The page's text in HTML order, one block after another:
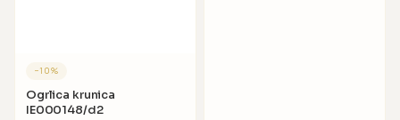
−10%
Ogrlica krunica
IE000148/d2